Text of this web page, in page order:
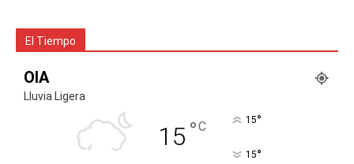
El Tiempo
OIA
Lluvia Ligera
15 °C 15°
15°